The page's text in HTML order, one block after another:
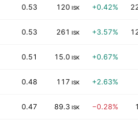
0.53 120 ISK +0.42%
0.53 261 ISK +3.57%
0.51 15.0 ISK +0.67%
0.48 117 ISK +2.63%
0.47 89.3 ISK −0.28%